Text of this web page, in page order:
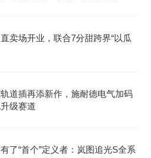
卖场开业，联合7分甜跨界“以瓜
道插再添新作，施耐德电气加码
级赛道
了“首个”定义者：岚图追光S全系